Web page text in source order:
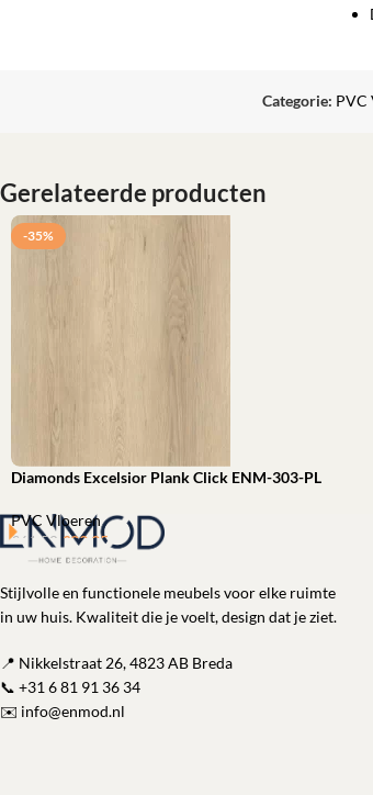
Categorie: PVC
Gerelateerde producten
-35%
Diamonds Excelsior Plank Click ENM-303-PL
PVC Vloeren
€61,53 €39,95ㅤㅤㅤㅤㅤㅤ
Stijlvolle en functionele meubels voor elke ruimte
in uw huis. Kwaliteit die je voelt, design dat je ziet.
📍 Nikkelstraat 26, 4823 AB Breda
📞 +31 6 81 91 36 34
✉️ info@enmod.nl